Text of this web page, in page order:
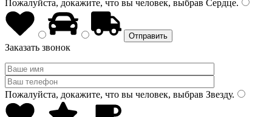
Пожалуйста, докажите, что вы человек, выбрав Сердце.
Заказать звонок
Пожалуйста, докажите, что вы человек, выбрав Звезду.